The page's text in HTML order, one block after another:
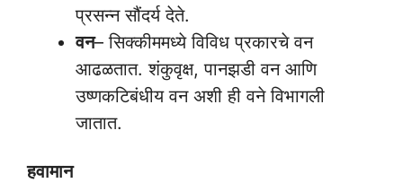
प्रसन्न सौंदर्य देते.
वन– सिक्कीममध्ये विविध प्रकारचे वन
आढळतात. शंकुवृक्ष, पानझडी वन आणि
उष्णकटिबंधीय वन अशी ही वने विभागली
जातात.
हवामान